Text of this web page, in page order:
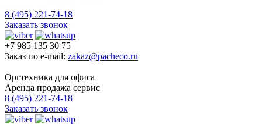
8 (495) 221-74-18
Заказать звонок
+7 985 135 30 75
Заказ по e-mail: zakaz@pacheco.ru
Оргтехника для офиса
Аренда продажа сервис
8 (495) 221-74-18
Заказать звонок